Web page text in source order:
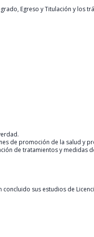
Egreso y Titulación y los
de promoción de la salud y
de tratamientos y medidas
sus estudios de